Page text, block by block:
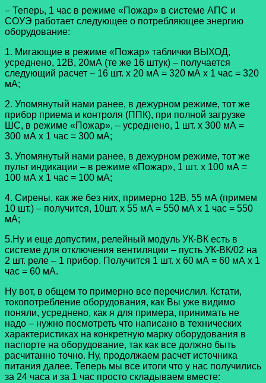
– Теперь, 1 час в режиме «Пожар» в системе АПС и
СОУЭ работает следующее о потребляющее энергию
оборудование:
1. Мигающие в режиме «Пожар» таблички ВЫХОД,
усреднено, 12В, 20мА (те же 16 штук) – получается
следующий расчет – 16 шт. х 20 мА = 320 мА х 1 час = 320
мА;
2. Упомянутый нами ранее, в дежурном режиме, тот же
прибор приема и контроля (ППК), при полной загрузке
ШС, в режиме «Пожар», – усреднено, 1 шт. х 300 мА =
300 мА х 1 час = 300 мА;
3. Упомянутый нами ранее, в дежурном режиме, тот же
пульт индикации – в режиме «Пожар», 1 шт. х 100 мА =
100 мА х 1 час = 100 мА;
4. Сирены, как же без них, примерно 12В, 55 мА (примем
10 шт.) – получится, 10шт. х 55 мА = 550 мА х 1 час = 550
мА;
5.Ну и еще допустим, релейный модуль УК-ВК есть в
системе для отключения вентиляции – пусть УК-ВК/02 на
2 шт. реле – 1 прибор. Получится 1 шт. х 60 мА = 60 мА х 1
час = 60 мА.
Ну вот, в общем то примерно все перечислил. Кстати,
токопотребление оборудования, как Вы уже видимо
поняли, усреднено, как я для примера, принимать не
надо – нужно посмотреть что написано в технических
характеристиках на конкретную марку оборудования в
паспорте на оборудование, так как все должно быть
расчитанно точно. Ну, продолжаем расчет источника
питания далее. Теперь мы все итоги что у нас получились
за 24 часа и за 1 час просто складываем вместе: